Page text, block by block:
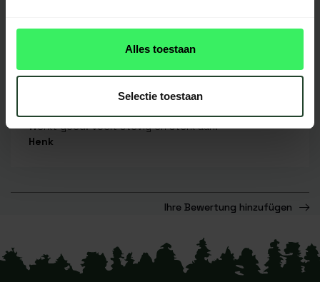
Alles toestaan
Selectie toestaan
Werkt goed. Voelt stevig en sterk aan.
Henk
Ihre Bewertung hinzufügen